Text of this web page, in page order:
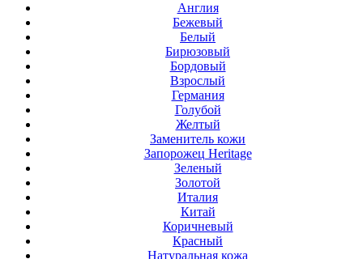
Англия
Бежевый
Белый
Бирюзовый
Бордовый
Взрослый
Германия
Голубой
Желтый
Заменитель кожи
Запорожец Heritage
Зеленый
Золотой
Италия
Китай
Коричневый
Красный
Натуральная кожа